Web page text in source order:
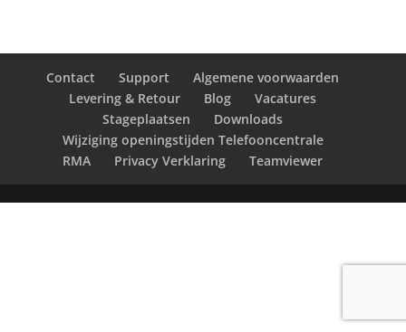
Contact Support
Algemene voorwaarden
Levering & Retour
Blog
Vacatures
Stageplaatsen
Downloads
Wijziging openingstijden Telefooncentrale
RMA
Privacy Verklaring Teamviewer